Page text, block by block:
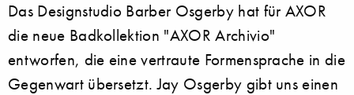
Das Designstudio Barber Osgerby hat für AXOR
die neue Badkollektion "AXOR Archivio"
entworfen, die eine vertraute Formensprache in die
Gegenwart übersetzt. Jay Osgerby gibt uns einen